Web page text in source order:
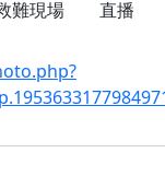
難現場 直播